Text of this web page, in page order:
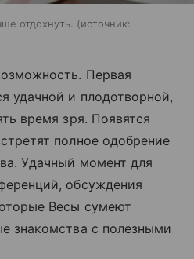
отдохнуть.
источник:
Первая
удачной и плодотворной,
время зря. Появятся
полное одобрение
Удачный момент для
обсуждения
Весы сумеют
знакомства с полезными